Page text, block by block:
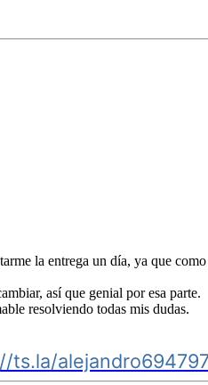
la entrega un día, ya que
así que genial por esa parte.
resolviendo todas mis dudas.
ts.la/alejandro694797